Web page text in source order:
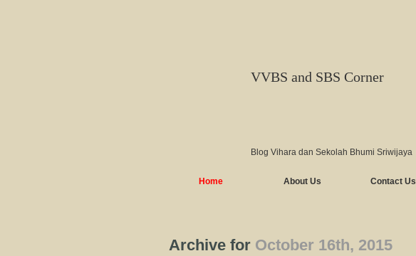
VVBS and SBS Corner
Blog Vihara dan Sekolah Bhumi Sriwijaya
Home About Us Contact Us
Archive for October 16th, 2015